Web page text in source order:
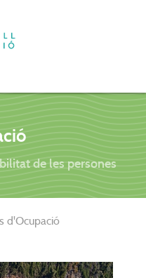
de les persones
d'Ocupació